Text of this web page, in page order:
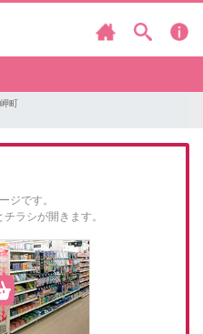
町
ジです。
ラシが開きます。